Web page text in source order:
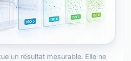
un résultat mesurable. Elle ne